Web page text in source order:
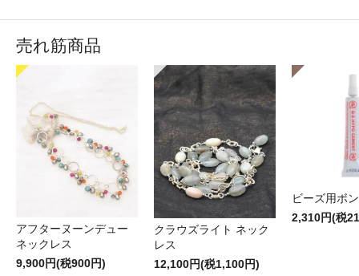
売れ筋商品
アフターヌーンデュー
ネックレス
9,900円(税900円)
クラウズライト ネック
レス
12,100円(税1,100円)
ビーズ用ボ
2,310円(税